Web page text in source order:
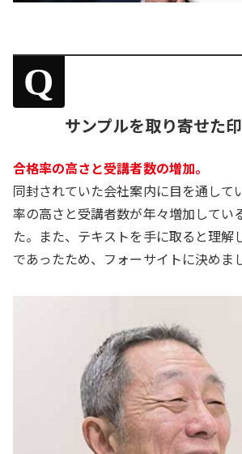
Q
サンプルを取り寄せた
合格率の高さと受講者数の増加。
同封されていた会社案内に目を通して
率の高さと受講者数が年々増加してい
た。また、テキストを手に取ると理解
であったため、フォーサイトに決めま